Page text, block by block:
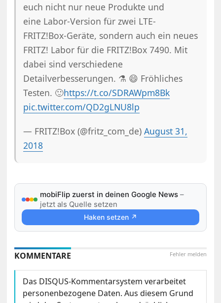
euch nicht nur neue Produkte und
eine Labor-Version für zwei LTE-
FRITZ!Box-Geräte, sondern auch ein neues
FRITZ! Labor für die FRITZ!Box 7490. Mit
dabei sind verschiedene
Detailverbesserungen. ⚗️ 😄 Fröhliches
Testen. 🙂https://t.co/SDRAWpm8Bk
pic.twitter.com/QD2gLNU8lp
— FRITZ!Box (@fritz_com_de)August 31,
2018
mobiFlip zuerst in deinen Google News –
jetzt als Quelle setzen
Haken setzen ↗
Fehler melden
KOMMENTARE
Das DISQUS-Kommentarsystem verarbeitet
personenbezogene Daten. Aus diesem Grund